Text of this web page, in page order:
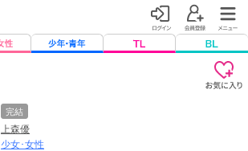
完結
上森優
少女･女性